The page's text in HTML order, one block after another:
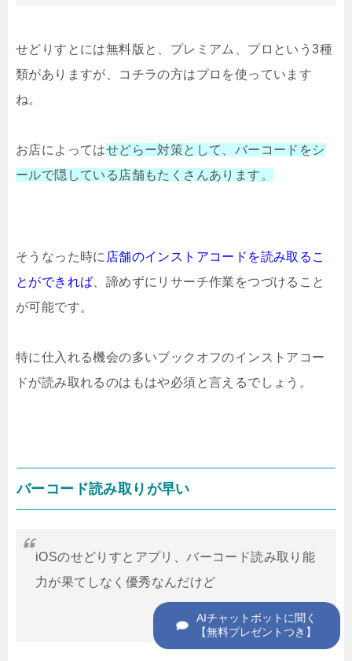
せどりすとには無料版と、プレミアム、プロという3種
類がありますが、コチラの方はプロを使っています
ね。
お店によってはせどらー対策として、 バーコードをシ
ールで隠している 店舗もたくさんあります。
そうなった時に 店舗のインストアコードを読み取るこ
とができれば 、諦めずにリサーチ作業をつづけること
が可能です。
特に仕入れる機会の多いブックオフのインストアコー
ドが読み取れるのはもはや必須と言えるでしょう。
バーコード読み取りが早い
iOSのせどりすとアプリ、バーコード読み取り能
力が果てしなく優秀なんだけど